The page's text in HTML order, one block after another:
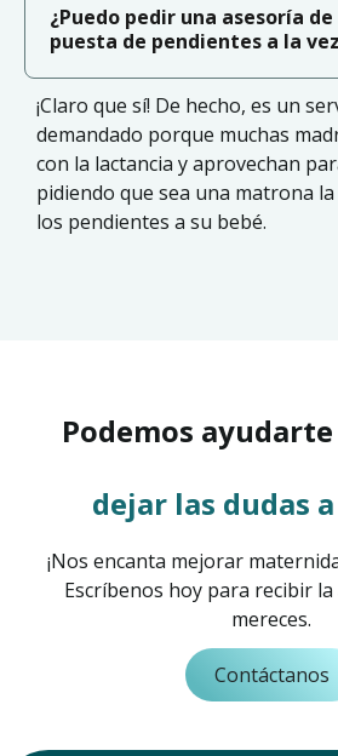
¿Puedo pedir una asesoría
puesta de pendientes a la
¡Claro que sí! De hecho, es un
demandado porque muchas
con la lactancia y aprovechan
pidiendo que sea una matrona
los pendientes a su bebé.
Podemos
dejar las dudas
¡Nos encanta mejorar
Escríbenos hoy para recibir
mereces.
Contáctanos